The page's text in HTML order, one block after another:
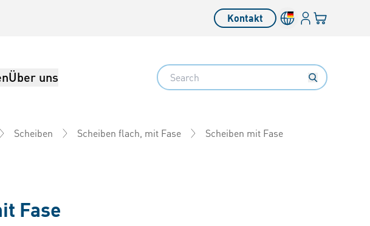
Kontakt Anmelden
Ihr
Über uns Search
Scheiben Scheiben flach, mit Fase Scheiben mit Fase
Fase